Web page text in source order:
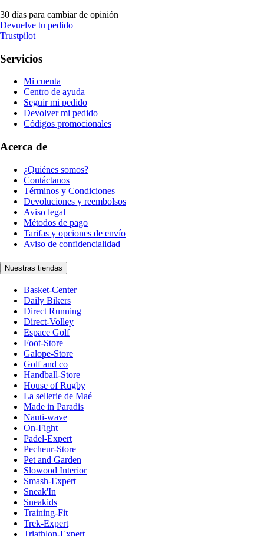
30 días para cambiar de opinión
Devuelve tu pedido
Trustpilot
Servicios
Mi cuenta
Centro de ayuda
Seguir mi pedido
Devolver mi pedido
Códigos promocionales
Acerca de
¿Quiénes somos?
Contáctanos
Términos y Condiciones
Devoluciones y reembolsos
Aviso legal
Métodos de pago
Tarifas y opciones de envío
Aviso de confidencialidad
Nuestras tiendas
Basket-Center
Daily Bikers
Direct Running
Direct-Volley
Espace Golf
Foot-Store
Galope-Store
Golf and co
Handball-Store
House of Rugby
La sellerie de Maé
Made in Paradis
Nauti-wave
On-Fight
Padel-Expert
Pecheur-Store
Pet and Garden
Slowood Interior
Smash-Expert
Sneak'In
Sneakids
Training-Fit
Trek-Expert